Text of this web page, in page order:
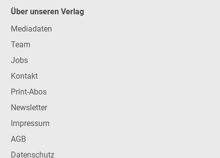
Über unseren Verlag
Mediadaten
Team
Jobs
Kontakt
Print-Abos
Newsletter
Impressum
AGB
Datenschutz